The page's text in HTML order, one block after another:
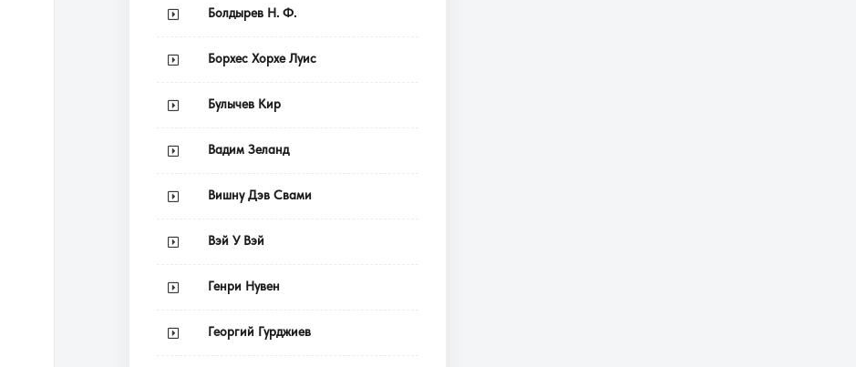
Болдырев Н. Ф.
Борхес Хорхе Луис
Булычев Кир
Вадим Зеланд
Вишну Дэв Свами
Вэй У Вэй
Генри Нувен
Георгий Гурджиев